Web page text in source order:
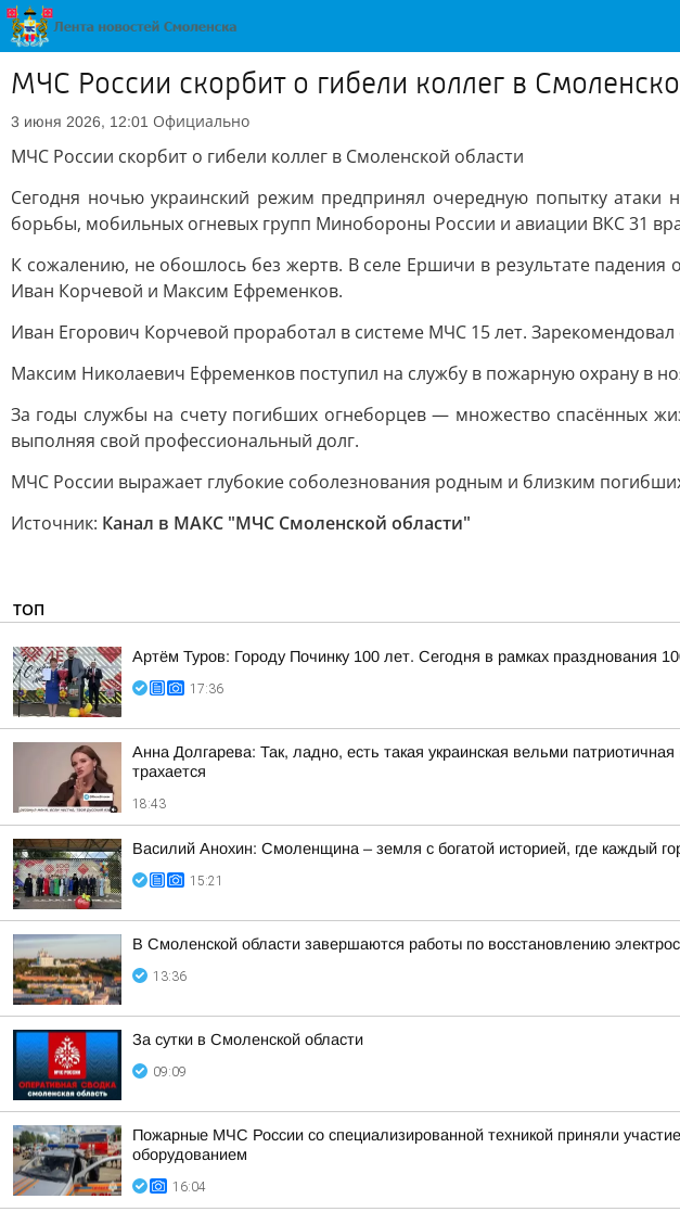
МЧС России скорбит о гибели коллег в
3 июня 2026, 12:01 Официально
МЧС России скорбит о гибели коллег в Смоленской области
Сегодня ночью украинский режим предпринял очередную попытку
борьбы, мобильных огневых групп Минобороны России и авиации ВКС 31
К сожалению, не обошлось без жертв. В селе Ершичи в результате
Иван Корчевой и Максим Ефременков.
Иван Егорович Корчевой проработал в системе МЧС 15 лет.
Максим Николаевич Ефременков поступил на службу в пожарную охрану в
За годы службы на счету погибших огнеборцев — множество спасённых
выполняя свой профессиональный долг.
МЧС России выражает глубокие соболезнования родным и близким
Источник: Канал в МАКС "МЧС Смоленской области"
ТОП
Артём Туров: Городу Починку 100 лет. Сегодня в рамках празднования
17:36
Анна Долгарева: Так, ладно, есть такая украинская вельми
трахается
18:43
Василий Анохин: Смоленщина – земля с богатой историей, где каждый
15:21
В Смоленской области завершаются работы по восстановлению
13:36
За сутки в Смоленской области
09:09
Пожарные МЧС России со специализированной техникой приняли
оборудованием
16:04